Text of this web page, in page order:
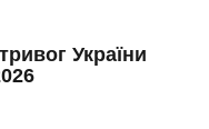
України